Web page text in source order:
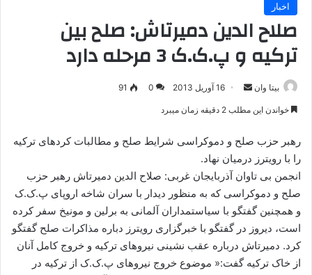
اخبار
صلاح الدین دمیرتاش: صلح بین
ترکیه و پ.ک.ک 3 مرحله دارد
بیتا وان
ر
ا
ی
م
ل
16 آوریل 2013 0
91
خواندن این مطلب 2 دقیقه زمان میبرد
رهبر حزب صلح و دموکراسی شرایط صلح و مطالبات کردهای ترکیه
را با رویترز درمیان نهاد.
انجمن بی تاوان آذربایجان غربی: صلاح الدین دمیرتاش رهبر حزب
صلح و دموکراسی که به منظور دیدار با سران شاخه اروپای پ.ک.ک
و همچنین گفتگو با سیاستمداران آلمانی به برلین و مونیخ سفر کرده
است، دیروز در گفتگو با خبرگزاری رویترز دباره مذاکرات صلح گفتگو
کرد. دمیرتاش درباره عقب نشینی نیروهای ترکیه و خروج کامل آنان
از خاک ترکیه گفت:« موضوع خروج نیروهای پ.ک.ک از ترکیه در